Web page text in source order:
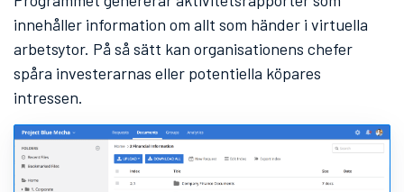
innehåller information om allt som händer i virtuella
arbetsytor. På så sätt kan organisationens chefer
spåra investerarnas eller potentiella köpares
intressen.